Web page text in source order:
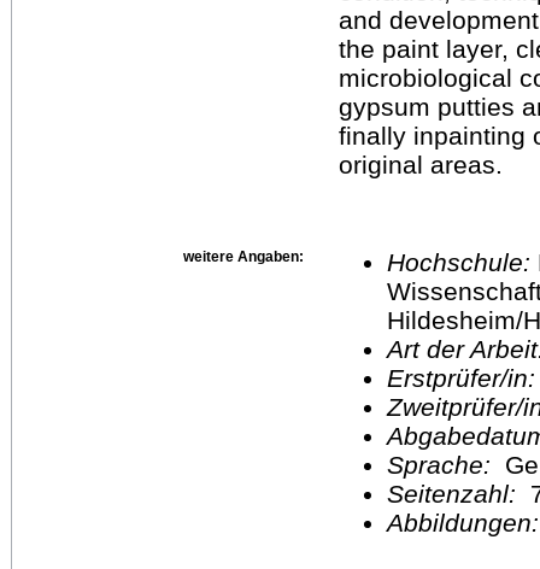
and
the paint layer,
microbiological
gypsum putties
finally inpainting
original areas.
weitere Angaben: Hochschule:
Hildesheim/
Art der
Erstprüfer/
Sprache:
Seitenzahl: